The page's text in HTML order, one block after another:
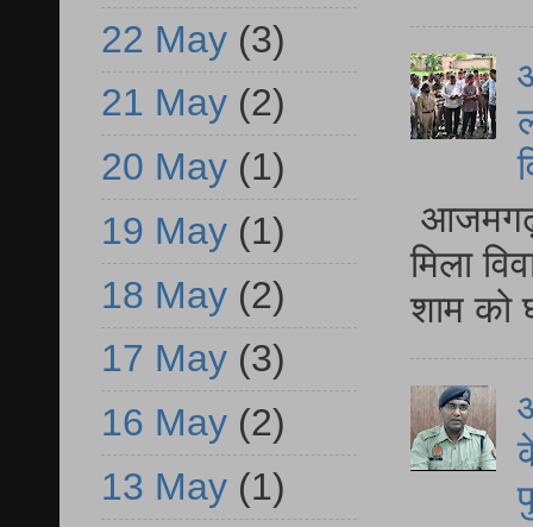
आजमगढ़
मिला
शाम को
22 May (3)
21 May (2)
20 May (1)
19 May (1)
18 May (2)
17 May (3)
16 May (2)
13 May (1)